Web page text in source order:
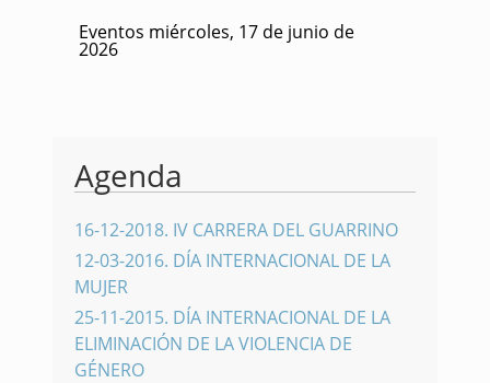
Eventos miércoles, 17 de junio de
2026
Agenda
16-12-2018. IV CARRERA DEL GUARRINO
12-03-2016. DÍA INTERNACIONAL DE LA
MUJER
25-11-2015. DÍA INTERNACIONAL DE LA
ELIMINACIÓN DE LA VIOLENCIA DE
GÉNERO